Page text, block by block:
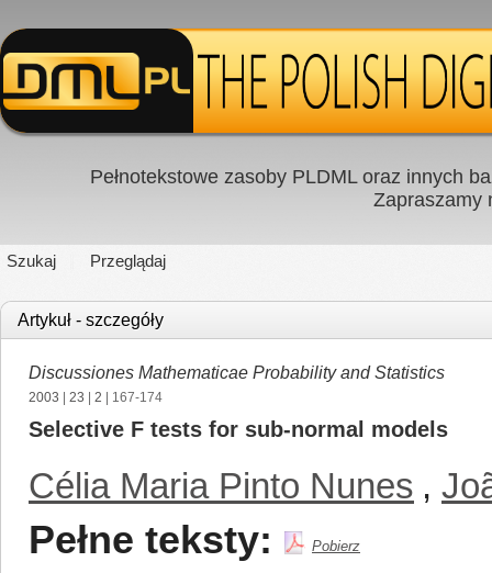
Pełnotekstowe zasoby PLDML oraz innych
Zapraszamy
Szukaj Przeglądaj
Artykuł - szczegóły
Discussiones Mathematicae Probability and Statistics
2003 23 2 | 167-174
Selective F tests for sub-normal models
Célia Maria Pinto Nunes ,
Pełne teksty: Pobierz